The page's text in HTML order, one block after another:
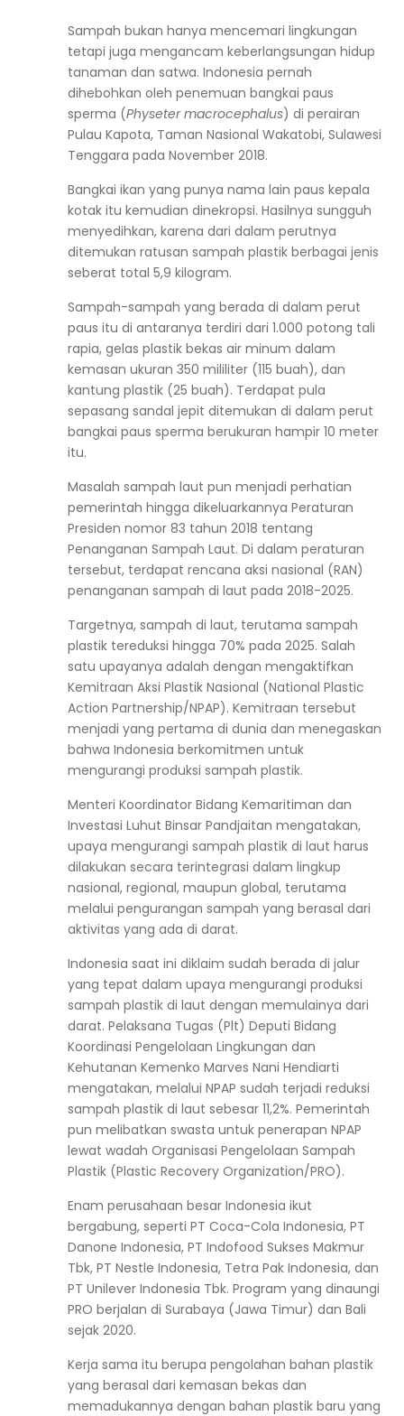
Sampah bukan hanya mencemari lingkungan
tetapi juga mengancam keberlangsungan hidup
tanaman dan satwa. Indonesia pernah
dihebohkan oleh penemuan bangkai paus
sperma (Physeter macrocephalus) di perairan
Pulau Kapota, Taman Nasional Wakatobi, Sulawesi
Tenggara pada November 2018.
Bangkai ikan yang punya nama lain paus kepala
kotak itu kemudian dinekropsi. Hasilnya sungguh
menyedihkan, karena dari dalam perutnya
ditemukan ratusan sampah plastik berbagai jenis
seberat total 5,9 kilogram.
Sampah-sampah yang berada di dalam perut
paus itu di antaranya terdiri dari 1.000 potong tali
rapia, gelas plastik bekas air minum dalam
kemasan ukuran 350 mililiter (115 buah), dan
kantung plastik (25 buah). Terdapat pula
sepasang sandal jepit ditemukan di dalam perut
bangkai paus sperma berukuran hampir 10 meter
itu.
Masalah sampah laut pun menjadi perhatian
pemerintah hingga dikeluarkannya Peraturan
Presiden nomor 83 tahun 2018 tentang
Penanganan Sampah Laut. Di dalam peraturan
tersebut, terdapat rencana aksi nasional (RAN)
penanganan sampah di laut pada 2018-2025.
Targetnya, sampah di laut, terutama sampah
plastik tereduksi hingga 70% pada 2025. Salah
satu upayanya adalah dengan mengaktifkan
Kemitraan Aksi Plastik Nasional (National Plastic
Action Partnership/NPAP). Kemitraan tersebut
menjadi yang pertama di dunia dan menegaskan
bahwa Indonesia berkomitmen untuk
mengurangi produksi sampah plastik.
Menteri Koordinator Bidang Kemaritiman dan
Investasi Luhut Binsar Pandjaitan mengatakan,
upaya mengurangi sampah plastik di laut harus
dilakukan secara terintegrasi dalam lingkup
nasional, regional, maupun global, terutama
melalui pengurangan sampah yang berasal dari
aktivitas yang ada di darat.
Indonesia saat ini diklaim sudah berada di jalur
yang tepat dalam upaya mengurangi produksi
sampah plastik di laut dengan memulainya dari
darat. Pelaksana Tugas (Plt) Deputi Bidang
Koordinasi Pengelolaan Lingkungan dan
Kehutanan Kemenko Marves Nani Hendiarti
mengatakan, melalui NPAP sudah terjadi reduksi
sampah plastik di laut sebesar 11,2%. Pemerintah
pun melibatkan swasta untuk penerapan NPAP
lewat wadah Organisasi Pengelolaan Sampah
Plastik (Plastic Recovery Organization/PRO).
Enam perusahaan besar Indonesia ikut
bergabung, seperti PT Coca-Cola Indonesia, PT
Danone Indonesia, PT Indofood Sukses Makmur
Tbk, PT Nestle Indonesia, Tetra Pak Indonesia, dan
PT Unilever Indonesia Tbk. Program yang dinaungi
PRO berjalan di Surabaya (Jawa Timur) dan Bali
sejak 2020.
Kerja sama itu berupa pengolahan bahan plastik
yang berasal dari kemasan bekas dan
memadukannya dengan bahan plastik baru yang